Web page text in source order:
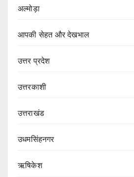
अल्मोड़ा
आपकी सेहत और देखभाल
उत्तर प्रदेश
उत्तरकाशी
उत्तराखंड
उधमसिंहनगर
ऋषिकेश